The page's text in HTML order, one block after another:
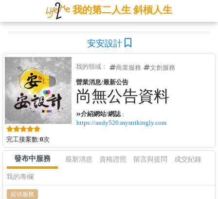
我的第二人生 斜槓人生
安安設計
完工接案數:0次
我的領域： 商業服務 文創服務
營業消息/最新公告
尚無公告資料
介紹網站/網誌:
https://andy520.mystrikingly.com
發布中服務 最新消息 資格證照 留言與提問 成交紀錄
我的專欄
提供服務